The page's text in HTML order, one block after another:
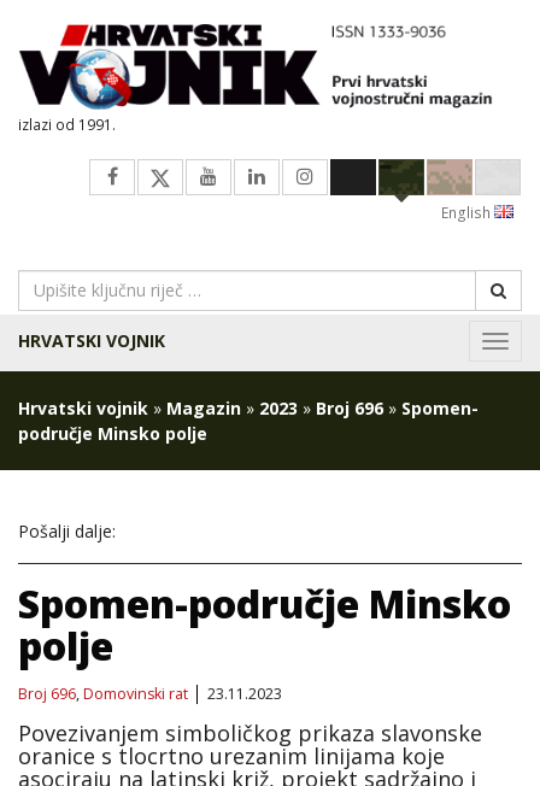
izlazi od 1991.
English
HRVATSKI VOJNIK
Hrvatski vojnik » Magazin » 2023 » Broj 696 » Spomen-
područje Minsko polje
Pošalji dalje:
Spomen-područje Minsko
polje
Broj 696,Domovinski rat 23.11.2023
Povezivanjem simboličkog prikaza slavonske
oranice s tlocrtno urezanim linijama koje
asociraju na latinski križ, projekt sadržajno i